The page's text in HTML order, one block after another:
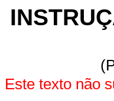
Este texto não